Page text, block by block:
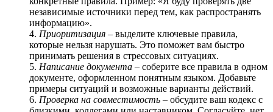
независимые источники перед тем, как распространять
информацию».
Приоритизация – выделите ключевые правила,
которые нельзя нарушать. Это поможет вам быстро
принимать решения в стрессовых ситуациях.
Написание документа – соберите все правила в одном
документе, оформленном понятным языком. Добавьте
примеры ситуаций и возможные варианты действий.
Проверка на совместимость – обсудите ваш кодекс с